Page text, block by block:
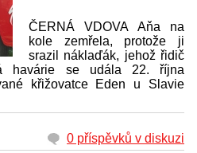
ČERNÁ VDOVA Aňa na
kole zemřela, protože ji
srazil náklaďák, jehož řidič
havárie se udála 22. října
křižovatce Eden u Slavie
0 příspěvků v diskuzi